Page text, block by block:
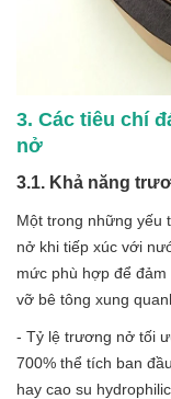
3. Các tiêu chí
nở
3.1. Khả năng
Một trong những yếu
nở khi tiếp xúc với
mức phù hợp để
vỡ bê tông xung
- Tỷ lệ trương nở tối
700% thể tích ban
hay cao su